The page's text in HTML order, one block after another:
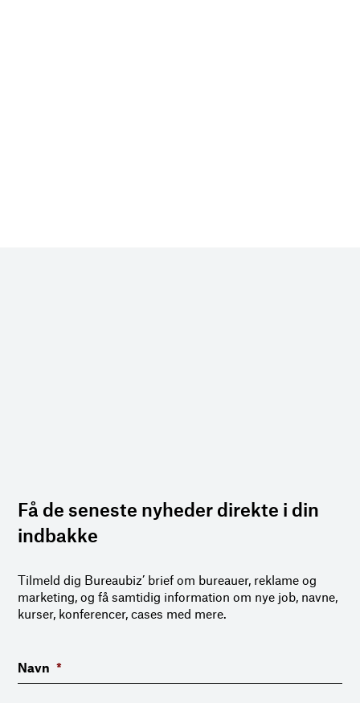
Få de seneste nyheder direkte i din
indbakke
Tilmeld dig Bureaubiz’ brief om bureauer, reklame og
marketing, og få samtidig information om nye job, navne,
kurser, konferencer, cases med mere.
Navn *